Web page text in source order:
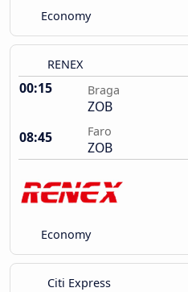
Economy
RENEX
00:15 Braga
ZOB
08:45
Faro
ZOB
Economy
Citi Express